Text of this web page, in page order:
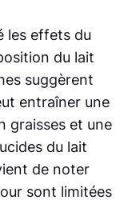
les effets du
du lait
suggèrent
entraîner une
graisses et une
du lait
de noter
sont limitées